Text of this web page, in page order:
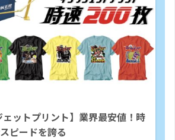
ェットプリント】業界最安値！時
ピードを誇る